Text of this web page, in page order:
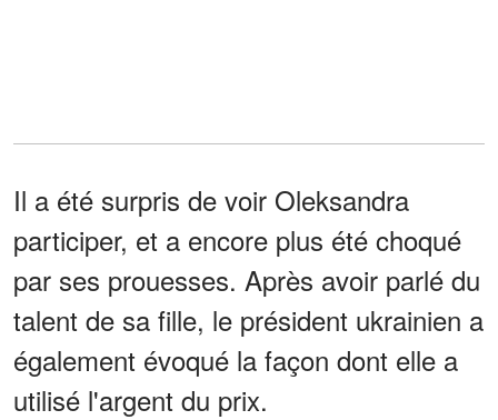
Il a été surpris de voir Oleksandra
participer, et a encore plus été choqué
par ses prouesses. Après avoir parlé du
talent de sa fille, le président ukrainien a
également évoqué la façon dont elle a
utilisé l'argent du prix.